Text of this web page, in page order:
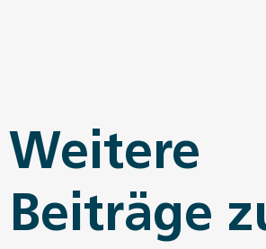
Weitere
Beiträge